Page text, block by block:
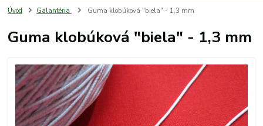
Úvod Galantéria Guma klobúková "biela" - 1,3 mm
Guma klobúková "biela" - 1,3 mm